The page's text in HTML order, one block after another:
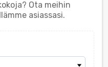
Ota meihin
asiassasi.